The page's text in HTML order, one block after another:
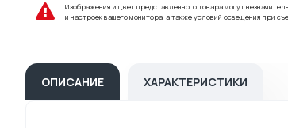
Изображения и цвет представленного товара могут
и настроек вашего монитора, а также условий освещения при
ОПИСАНИЕ ХАРАКТЕРИСТИКИ